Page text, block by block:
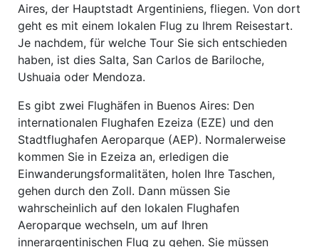
Aires, der Hauptstadt Argentiniens, fliegen. Von dort
geht es mit einem lokalen Flug zu Ihrem Reisestart.
Je nachdem, für welche Tour Sie sich entschieden
haben, ist dies Salta, San Carlos de Bariloche,
Ushuaia oder Mendoza.
Es gibt zwei Flughäfen in Buenos Aires: Den
internationalen Flughafen Ezeiza (EZE) und den
Stadtflughafen Aeroparque (AEP). Normalerweise
kommen Sie in Ezeiza an, erledigen die
Einwanderungsformalitäten, holen Ihre Taschen,
gehen durch den Zoll. Dann müssen Sie
wahrscheinlich auf den lokalen Flughafen
Aeroparque wechseln, um auf Ihren
innerargentinischen Flug zu gehen. Sie müssen